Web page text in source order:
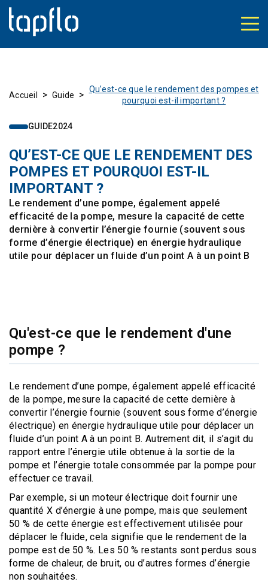
Accueil > Guide > Qu’est-ce que le rendement des pompes et
pourquoi est-il important ?
GUIDE2024
QU’EST-CE QUE LE RENDEMENT DES
POMPES ET POURQUOI EST-IL
IMPORTANT ?
Le rendement d’une pompe, également appelé
efficacité de la pompe, mesure la capacité de cette
dernière à convertir l’énergie fournie (souvent sous
forme d’énergie électrique) en énergie hydraulique
utile pour déplacer un fluide d’un point A à un point B
Qu'est-ce que le rendement d'une
pompe ?
Le rendement d’une pompe, également appelé efficacité
de la pompe, mesure la capacité de cette dernière à
convertir l’énergie fournie (souvent sous forme d’énergie
électrique) en énergie hydraulique utile pour déplacer un
fluide d’un point A à un point B. Autrement dit, il s’agit du
rapport entre l’énergie utile obtenue à la sortie de la
pompe et l’énergie totale consommée par la pompe pour
effectuer ce travail.
Par exemple, si un moteur électrique doit fournir une
quantité X d’énergie à une pompe, mais que seulement
50 % de cette énergie est effectivement utilisée pour
déplacer le fluide, cela signifie que le rendement de la
pompe est de 50 %. Les 50 % restants sont perdus sous
forme de chaleur, de bruit, ou d’autres formes d’énergie
non souhaitées.